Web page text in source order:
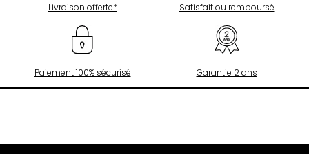
Livraison offerte* Satisfait ou remboursé
Paiement 100% sécurisé Garantie 2 ans